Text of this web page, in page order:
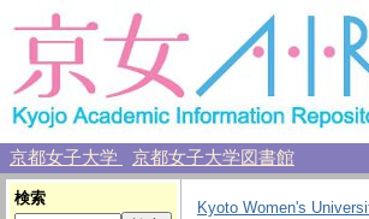
京都女子大学 京都女子大学図書館
検索
Kyoto Women's